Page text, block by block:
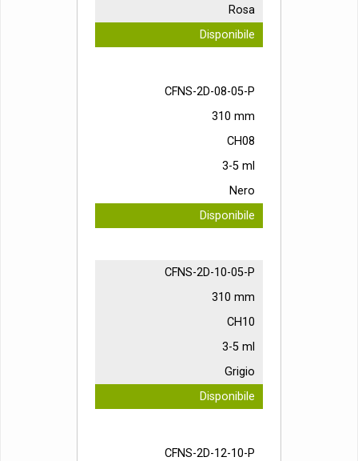
Rosa
Disponibile
CFNS-2D-08-05-P
310 mm
CH08
3-5 ml
Nero
Disponibile
CFNS-2D-10-05-P
310 mm
CH10
3-5 ml
Grigio
Disponibile
CFNS-2D-12-10-P